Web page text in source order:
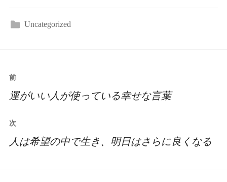
Uncategorized
投
稿
ビ
ゲ
前
運がいい人が使っている幸せな言葉
次
人は希望の中で生き、明日はさらに良くなる